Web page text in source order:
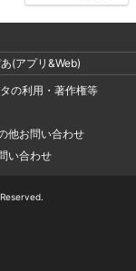
(アプリ&Web)
の利用・著作権等
他お問い合わせ
い合わせ